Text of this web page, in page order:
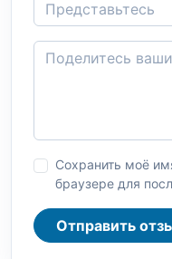
Сохранить моё
браузере для
Отправить